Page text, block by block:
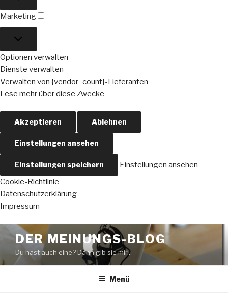
Marketing
Optionen verwalten
Dienste verwalten
Verwalten von {vendor_count}-Lieferanten
Lese mehr über diese Zwecke
Akzeptieren Ablehnen
Einstellungen ansehen
Einstellungen speichern
Einstellungen ansehen
Cookie-Richtlinie
Datenschutzerklärung
Impressum
Zum
Inhalt
springen
DER MEINUNGS-BLOG
Du hast auch eine? Dann gib sie mir..
Menü